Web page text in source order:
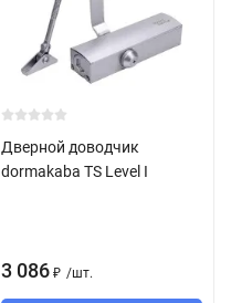
Дверной доводчик
dormakaba TS Level I
3 086 ₽ /шт.